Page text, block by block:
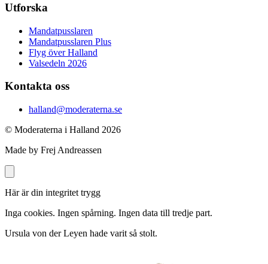
Utforska
Mandatpusslaren
Mandatpusslaren Plus
Flyg över Halland
Valsedeln 2026
Kontakta oss
halland@moderaterna.se
© Moderaterna i Halland 2026
Made by Frej Andreassen
Här är din integritet trygg
Inga cookies. Ingen spårning. Ingen data till tredje part.
Ursula von der Leyen hade varit så stolt.